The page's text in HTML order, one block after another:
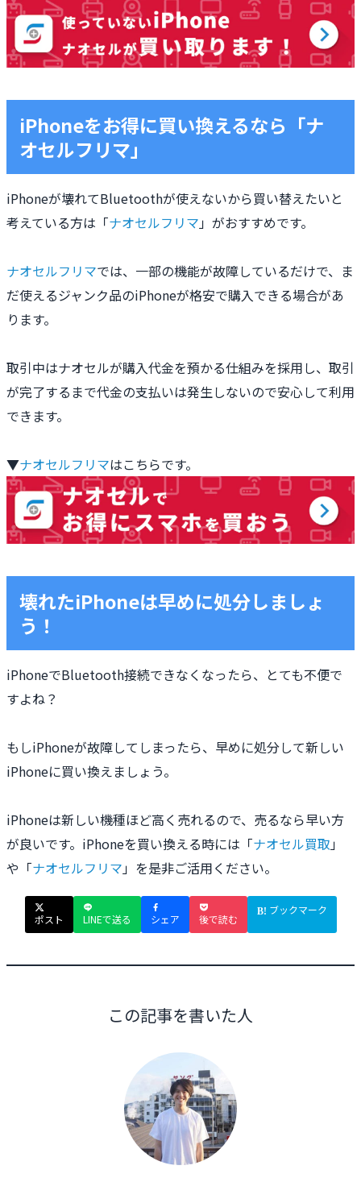
iPhoneをお得に買い換えるなら「ナ
オセルフリマ」
iPhoneが壊れてBluetoothが使えないから買い替えたいと
考えている方は「ナオセルフリマ」がおすすめです。
ナオセルフリマでは、一部の機能が故障しているだけで、ま
だ使えるジャンク品のiPhoneが格安で購入できる場合があ
ります。
取引中はナオセルが購入代金を預かる仕組みを採用し、取引
が完了するまで代金の支払いは発生しないので安心して利用
できます。
▼ナオセルフリマはこちらです。
壊れたiPhoneは早めに処分しましょ
う！
iPhoneでBluetooth接続できなくなったら、とても不便で
すよね？
もしiPhoneが故障してしまったら、早めに処分して新しい
iPhoneに買い換えましょう。
iPhoneは新しい機種ほど高く売れるので、売るなら早い方
が良いです。iPhoneを買い換える時には「ナオセル買取 」
や「ナオセルフリマ 」を是非ご活用ください。
ポスト LINEで送る シェア 後で読む
ブックマーク
この記事を書いた人